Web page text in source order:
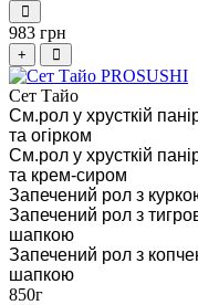
983 грн
+
Сет Тайо
См.рол у хрусткій
та огірком
См.рол у хрусткій
та крем-сиром
Запечений рол з
Запечений рол з
шапкою
Запечений рол з
шапкою
850г